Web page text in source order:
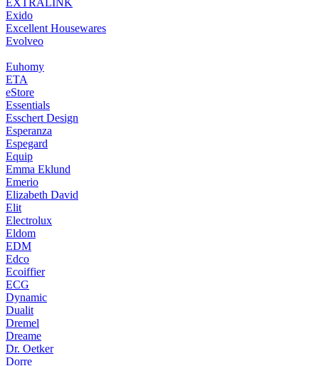
EXTRALINK
Exido
Excellent Housewares
Evolveo
Euhomy
ETA
eStore
Essentials
Esschert Design
Esperanza
Espegard
Equip
Emma Eklund
Emerio
Elizabeth David
Elit
Electrolux
Eldom
EDM
Edco
Ecoiffier
ECG
Dynamic
Dualit
Dremel
Dreame
Dr. Oetker
Dorre